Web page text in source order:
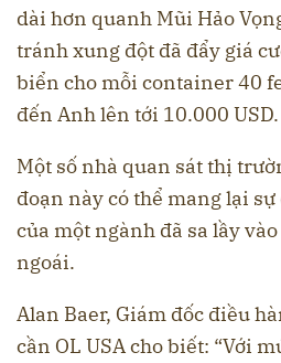
dài hơn quanh Mũi Hảo
tránh xung đột đã đẩy giá
biển cho mỗi container 40
đến Anh lên tới 10.000 USD.
Một số nhà quan sát thị
đoạn này có thể mang lại
của một ngành đã sa lầy
ngoái.
Alan Baer, Giám đốc điều
cần OL USA cho biết: “Với